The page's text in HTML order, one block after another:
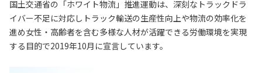
国土交通省の「ホワイト物流」推進運動は、深刻なトラックドラ
イバー不足に対応しトラック輸送の生産性向上や物流の効率化を
進め女性・高齢者を含む多様な人材が活躍できる労働環境を実現
する目的で2019年10月に宣言しています。